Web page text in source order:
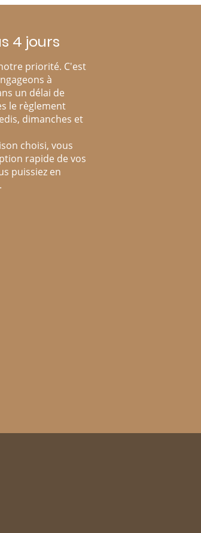
4 jours
priorité. C'est
à
un délai de
le règlement
dimanches et
choisi, vous
rapide de vos
puissiez en